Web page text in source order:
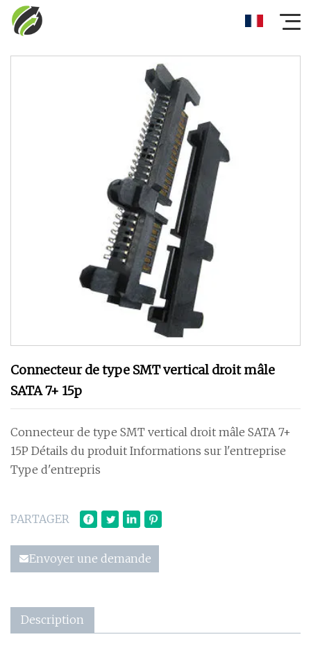
Connecteur de type SMT vertical droit mâle
SATA 7+ 15p
Connecteur de type SMT vertical droit mâle SATA 7+
15P Détails du produit Informations sur l'entreprise
Type d'entrepris
PARTAGER
Envoyer une demande
Description